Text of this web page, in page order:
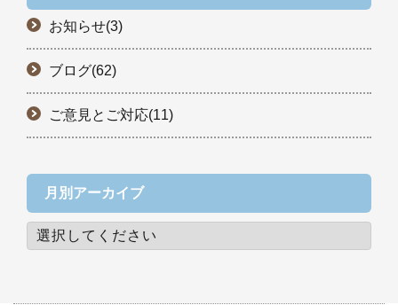
お知らせ(3)
ブログ(62)
ご意見とご対応(11)
月別アーカイブ